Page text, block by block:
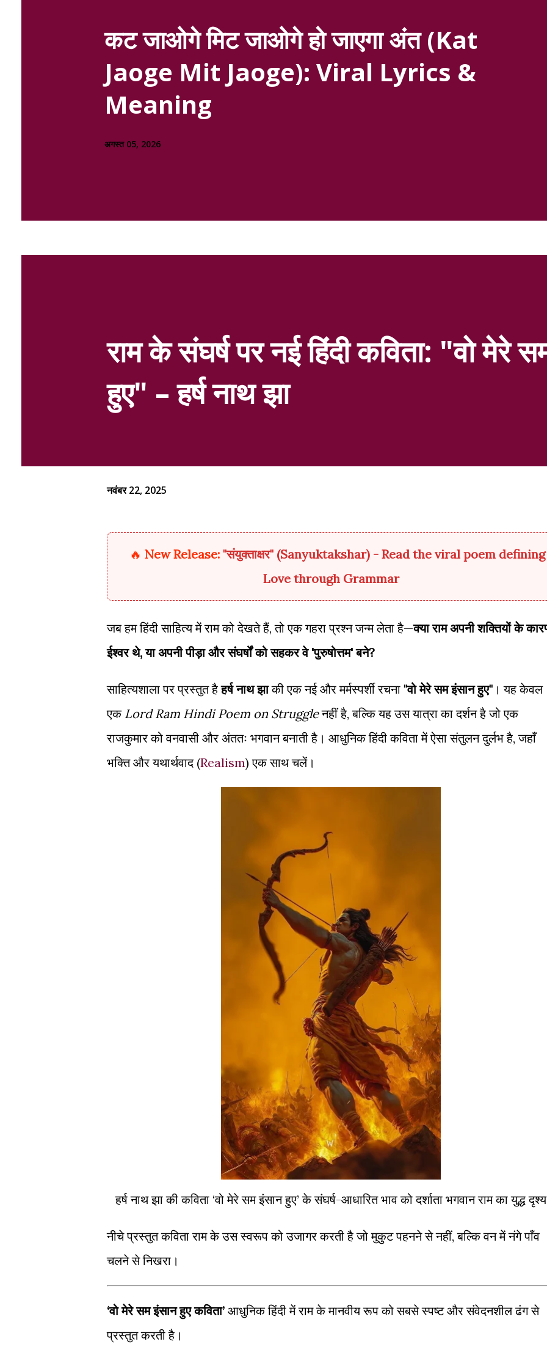
कट जाओगे मिट जाओगे हो जाएगा अंत (Kat
Jaoge Mit Jaoge): Viral Lyrics &
Meaning
अगस्त 05, 2026
राम के संघर्ष पर नई हिंदी कविता: "वो मेरे
हुए" – हर्ष नाथ झा
नवंबर 22, 2025
New Release: "संयुक्ताक्षर" (Sanyuktakshar) - Read the viral poem defining
Love through Grammar
जब हम हिंदी साहित्य में राम को देखते हैं, तो एक गहरा प्रश्न जन्म लेता है—क्या राम अपनी शक्तियों के
ईश्वर थे, या अपनी पीड़ा और संघर्षों को सहकर वे 'पुरुषोत्तम' बने?
साहित्यशाला पर प्रस्तुत हैहर्ष नाथ झाकी एक नई और मर्मस्पर्शी रचना "वो मेरे सम इंसान हुए"। यह केवल
एक Lord Ram Hindi Poem on Struggleनहीं है, बल्कि यह उस यात्रा का दर्शन है जो एक
राजकुमार को वनवासी और अंततः भगवान बनाती है। आधुनिक हिंदी कविता में ऐसा संतुलन दुर्लभ है, जहाँ
भक्ति और यथार्थवाद (Realism) एक साथ चलें।
हर्ष नाथ झा की कविता ‘वो मेरे सम इंसान हुए’ के संघर्ष-आधारित भाव को दर्शाता भगवान राम का युद्ध दृश्य
नीचे प्रस्तुत कविता राम के उस स्वरूप को उजागर करती है जो मुकुट पहनने से नहीं, बल्कि वन में नंगे पाँव
चलने से निखरा।
‘वो मेरे सम इंसान हुए कविता’आधुनिक हिंदी में राम के मानवीय रूप को सबसे स्पष्ट और संवेदनशील ढंग से
प्रस्तुत करती है।